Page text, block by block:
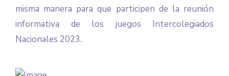
misma manera para que participen de la reunión
informativa de los juegos Intercolegiados
Nacionales 2023.